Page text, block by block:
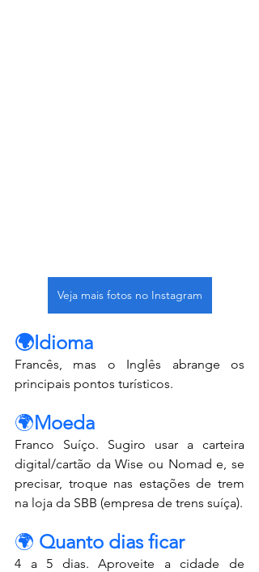
Veja mais fotos no Instagram
🌍Idioma
Francês, mas o Inglês abrange os
principais pontos turísticos.
🌍Moeda
Franco Suíço. Sugiro usar a carteira
digital/cartão da Wise ou Nomad e, se
precisar, troque nas estações de trem
na loja da SBB (empresa de trens suíça).
🌍 Quanto dias ficar
4 a 5 dias. Aproveite a cidade de